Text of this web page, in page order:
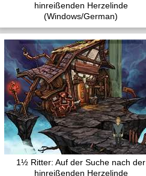
hinreißenden Herzelinde
(Windows/German)
1½ Ritter: Auf der Suche nach der
hinreißenden Herzelinde